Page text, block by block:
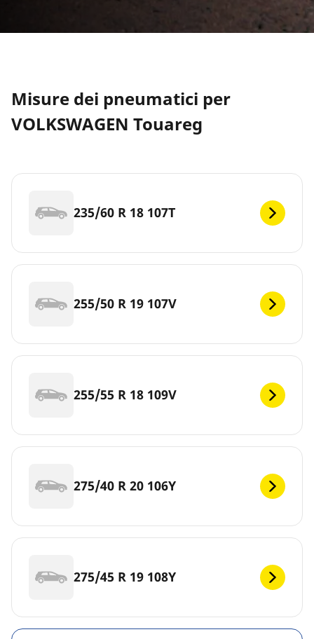
Misure dei pneumatici per
VOLKSWAGEN Touareg
235/60 R 18 107T
255/50 R 19 107V
255/55 R 18 109V
275/40 R 20 106Y
275/45 R 19 108Y